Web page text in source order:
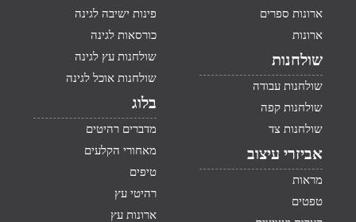
ארונות ספרים
ארונות
שולחנות
שולחנות עבודה
שולחנות קפה
שולחנות צד
אביזרי עיצוב
מראות
טפטים
פינות ישיבה לגינה
כורסאות לגינה
שולחנות עץ לגינה
שולחנות אוכל לגינה
בלוג
מדברים רהיטים
מאחורי הקלעים
טיפים
רהיטי עץ
ארונות עץ